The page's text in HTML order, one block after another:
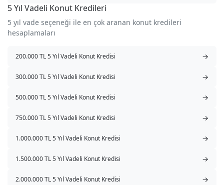
5 Yıl Vadeli Konut Kredileri
5 yıl vade seçeneği ile en çok aranan konut kredileri
hesaplamaları
200.000 TL 5 Yıl Vadeli Konut Kredisi →
300.000 TL 5 Yıl Vadeli Konut Kredisi →
500.000 TL 5 Yıl Vadeli Konut Kredisi →
750.000 TL 5 Yıl Vadeli Konut Kredisi →
1.000.000 TL 5 Yıl Vadeli Konut Kredisi →
1.500.000 TL 5 Yıl Vadeli Konut Kredisi →
2.000.000 TL 5 Yıl Vadeli Konut Kredisi →